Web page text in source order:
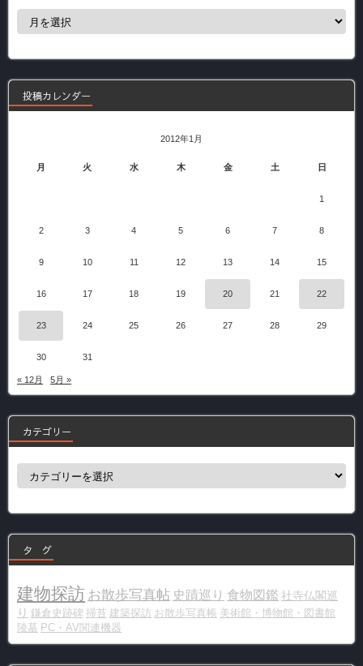
過
事
投稿カレンダー
2012年1月
月 火 水 木 金 土 日
1
2 3 4 5 6 7 8
9 10 11 12 13 14 15
16 17 18 19 20 21 22
23 24 25 26 27 28 29
30 31
« 12月 5月 »
カテゴリー
カ
ー
タ グ
建物探訪 お散歩写真帖 史蹟巡り 食物図鑑 社寺仏閣巡
り 鎌倉史跡碑 掃苔 建築探訪 お散歩写真帳 美術館・博物館・図書館
陵墓 PC・AV関連機器